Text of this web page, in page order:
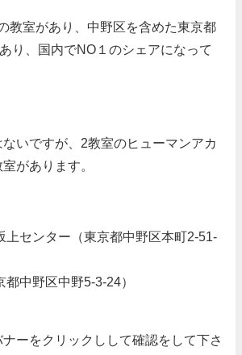
教室があり、中野区を含めた東京都
り、国内でNO１のシェアになって
いですが、2教室のヒューマンアカ
があります。
上センター（東京都中野区本町2-51-
中野区中野5-3-24）
ーをクリックしして確認をして下さ